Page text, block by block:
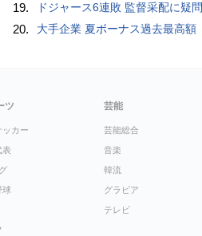
19. ドジャース6連敗 監督采配に疑問
20. 大手企業 夏ボーナス過去最高額
ツ
ッカー
表
球
芸能
芸能総合
音楽
韓流
グラビア
テレビ